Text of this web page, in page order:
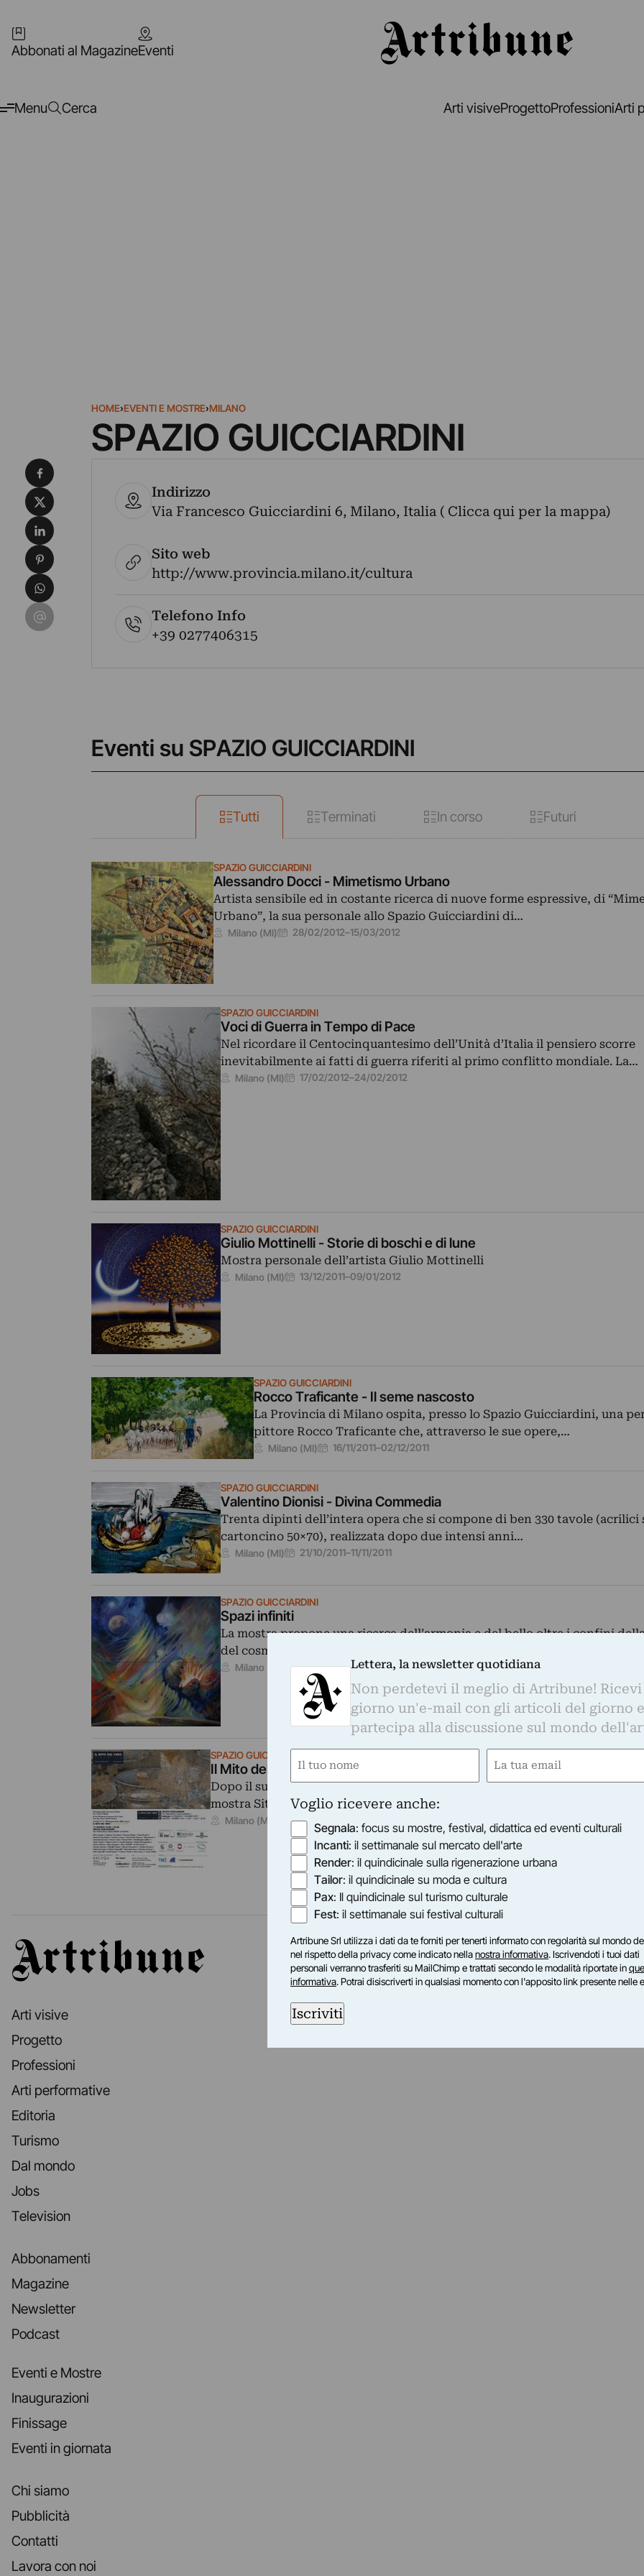
Abbonati al MagazineEventi
Menu Cerca Arti visiveProgettoProfessioniArti
HOME›EVENTI E MOSTRE›MILANO
SPAZIO GUICCIARDINI
Indirizzo
Via Francesco Guicciardini 6, Milano, Italia ( Clicca qui per la mappa)
Sito web
http://www.provincia.milano.it/cultura
Telefono Info
+39 0277406315
Eventi su SPAZIO GUICCIARDINI
Tutti Terminati In corso Futuri
SPAZIO GUICCIARDINI
Alessandro Docci - Mimetismo Urbano
Artista sensibile ed in costante ricerca di nuove forme espressive, di
Urbano”, la sua personale allo Spazio Guicciardini di…
Milano (MI) 28/02/2012–15/03/2012
SPAZIO GUICCIARDINI
Voci di Guerra in Tempo di Pace
Nel ricordare il Centocinquantesimo dell’Unità d’Italia il pensiero scorre
inevitabilmente ai fatti di guerra riferiti al primo conflitto mondiale. La…
Milano (MI) 17/02/2012–24/02/2012
SPAZIO GUICCIARDINI
Giulio Mottinelli - Storie di boschi e di lune
Mostra personale dell’artista Giulio Mottinelli
Milano (MI) 13/12/2011–09/01/2012
SPAZIO GUICCIARDINI
Rocco Traficante - Il seme nascosto
La Provincia di Milano ospita, presso lo Spazio Guicciardini, una
pittore Rocco Traficante che, attraverso le sue opere,…
Milano (MI) 16/11/2011–02/12/2011
SPAZIO GUICCIARDINI
Valentino Dionisi - Divina Commedia
Trenta dipinti dell’intera opera che si compone di ben 330 tavole (acrilici
cartoncino 50×70), realizzata dopo due intensi anni…
Milano (MI) 21/10/2011–11/11/2011
SPAZIO GUICCIARDINI
Spazi infiniti
La mostra propone una ricerca dell’armonia e del bello oltre i confini
del cosmo dove il pensiero…
Milano (MI) 06/09/2011–30/09/2011
SPAZIO GUICCIARDINI
Il Mito del Vero - Situation
Dopo il successo del 2010 ritorna la Seconda edizione de Il Mito del Vero,
mostra Situation, a cura…
Milano (MI) 15/06/2011
Condividi su Facebook
Condividi su X
Condividi su LinkedIn
Condividi su Pinterest
Condividi su WhatsApp
Condividi su Email
Artribune
Arti visive
Progetto
Professioni
Arti performative
Editoria
Turismo
Dal mondo
Jobs
Television
Abbonamenti
Magazine
Newsletter
Podcast
Eventi e Mostre
Inaugurazioni
Finissage
Eventi in giornata
Chi siamo
Pubblicità
Contatti
Lavora con noi
Lettera, la newsletter quotidiana
Non perdetevi il meglio di Artribune! Ricevi
giorno un'e-mail con gli articoli del giorno e
partecipa alla discussione sul mondo
Nome
Email
Voglio ricevere anche:
Segnala: focus su mostre, festival, didattica ed eventi culturali
Incanti: il settimanale sul mercato dell'arte
Render: il quindicinale sulla rigenerazione urbana
Tailor: il quindicinale su moda e cultura
Pax: Il quindicinale sul turismo culturale
Fest: il settimanale sui festival culturali
Artribune Srl utilizza i dati da te forniti per tenerti informato con regolarità sul mondo
nel rispetto della privacy come indicato nellanostra informativa. Iscrivendoti i tuoi dati
personali verranno trasferiti su MailChimp e trattati secondo le modalità riportate in
informativa. Potrai disiscriverti in qualsiasi momento con l'apposito link presente nelle
Iscriviti